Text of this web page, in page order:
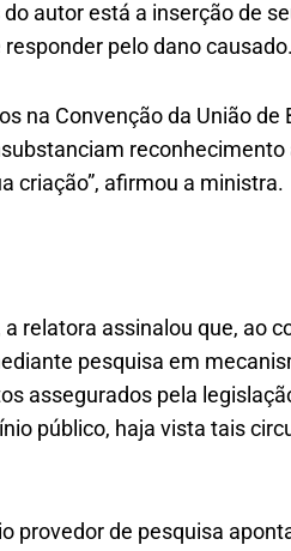
autor está a inserção de
pelo dano causado.
na Convenção da União
criação”, afirmou a ministra.
relatora assinalou que, ao
pesquisa em
assegurados pela
público, haja vista tais
provedor de pesquisa